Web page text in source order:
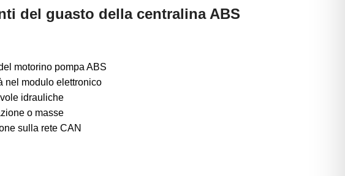
del guasto della centralina ABS
motorino pompa ABS
nel modulo elettronico
idrauliche
o masse
sulla rete CAN